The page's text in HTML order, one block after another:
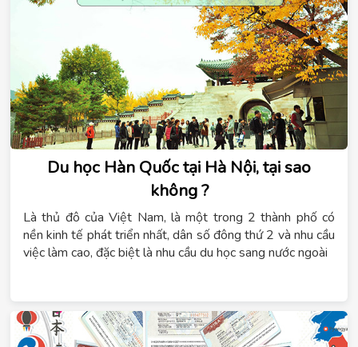
Du học Hàn Quốc tại Hà Nội, tại sao
không ?
Là thủ đô của Việt Nam, là một trong 2 thành phố có
nền kinh tế phát triển nhất, dân số đông thứ 2 và nhu cầu
việc làm cao, đặc biệt là nhu cầu du học sang nước ngoài